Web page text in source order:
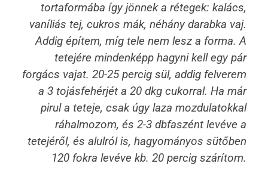
tortaformába így jönnek a rétegek: kalács,
vaníliás tej, cukros mák, néhány darabka vaj.
Addig építem, míg tele nem lesz a forma. A
tetejére mindenképp hagyni kell egy pár
forgács vajat. 20-25 percig sül, addig felverem
a 3 tojásfehérjét a 20 dkg cukorral. Ha már
pirul a teteje, csak úgy laza mozdulatokkal
ráhalmozom, és 2-3 dbfaszént levéve a
tetejéről, és alulról is, hagyományos sütőben
120 fokra levéve kb. 20 percig szárítom.